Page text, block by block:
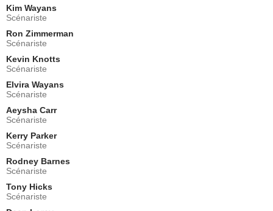
Larry Weissman
- 2 Episodes :
Nick Von Esmarch
Bob Slobadonnapopovitch
- 2 Episodes :1
Steve
- 2 Episodes :
Virginia Williams
Bambi
- 2 Episodes :
Gloria LeRoy
Grand-mère
- 1 Episode :
Charlie Stewart
Jamel
Kim Wayans
Scénariste
Ron Zimmerman
Scénariste
Kevin Knotts
Scénariste
Elvira Wayans
Scénariste
Aeysha Carr
Scénariste
Kerry Parker
Scénariste
Rodney Barnes
Scénariste
Tony Hicks
Scénariste